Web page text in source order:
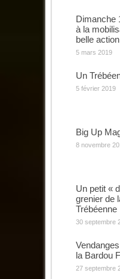
Dimanche
à la
belle
5 mars 2019
Un
5 février 2019
Big Up
8 novembre
Un petit «
grenier de
Trébéenne
30 septembre
la Bardou
27 septembre